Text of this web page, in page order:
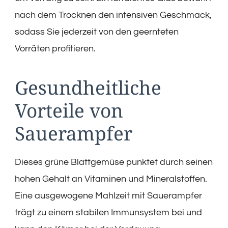
nach dem Trocknen den intensiven Geschmack,
sodass Sie jederzeit von den geernteten
Vorräten profitieren.
Gesundheitliche
Vorteile von
Sauerampfer
Dieses grüne Blattgemüse punktet durch seinen
hohen Gehalt an Vitaminen und Mineralstoffen.
Eine ausgewogene Mahlzeit mit Sauerampfer
trägt zu einem stabilen Immunsystem bei und